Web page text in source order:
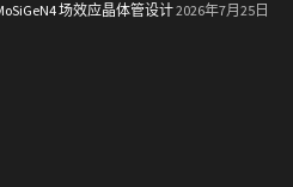
场效应晶体管设计2026年7月25日